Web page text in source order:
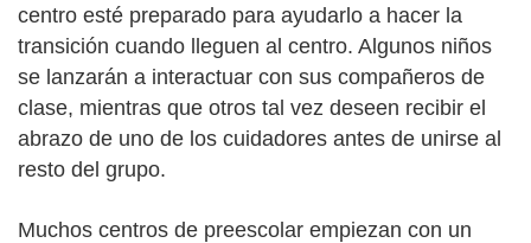
centro esté preparado para ayudarlo a hacer la
transición cuando lleguen al centro. Algunos niños
se lanzarán a interactuar con sus compañeros de
clase, mientras que otros tal vez deseen recibir el
abrazo de uno de los cuidadores antes de unirse al
resto del grupo.
Muchos centros de preescolar empiezan con un